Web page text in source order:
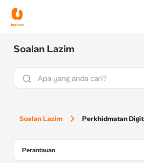
Soalan Lazim
Soalan Lazim Perkhidmatan
Perantauan